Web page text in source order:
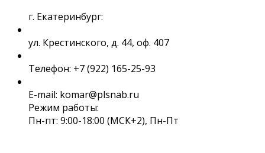
г. Екатеринбург:
ул. Крестинского, д. 44, оф. 407
Телефон: +7 (922) 165-25-93
E-mail: komar@plsnab.ru
Режим работы:
Пн-пт: 9:00-18:00 (МСК+2), Пн-Пт